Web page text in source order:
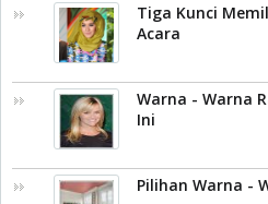
Tiga Kunci
Acara
Warna - Warna
Ini
Pilihan Warna -